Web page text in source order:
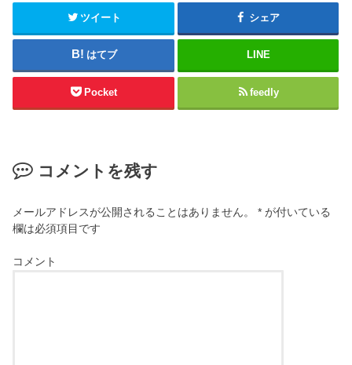
ツイート シェア
はてブ LINE
Pocket feedly
コメントを残す
メールアドレスが公開されることはありません。 * が付いている
欄は必須項目です
コメント